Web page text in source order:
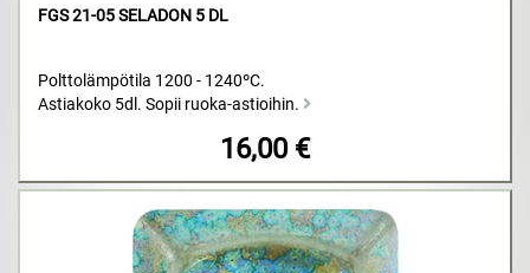
FGS 21-05 SELADON 5 DL
Polttolämpötila 1200 - 1240ºC.
Astiakoko 5dl. Sopii ruoka-astioihin.
16,00 €